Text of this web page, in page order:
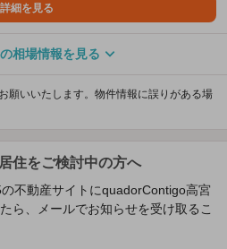
詳細を見る
相場情報を見る
願いいたします。物件情報に誤りがある場
住をご検討中の方へ
不動産サイトにquadorContigo高宮
ら、メールでお知らせを受け取るこ